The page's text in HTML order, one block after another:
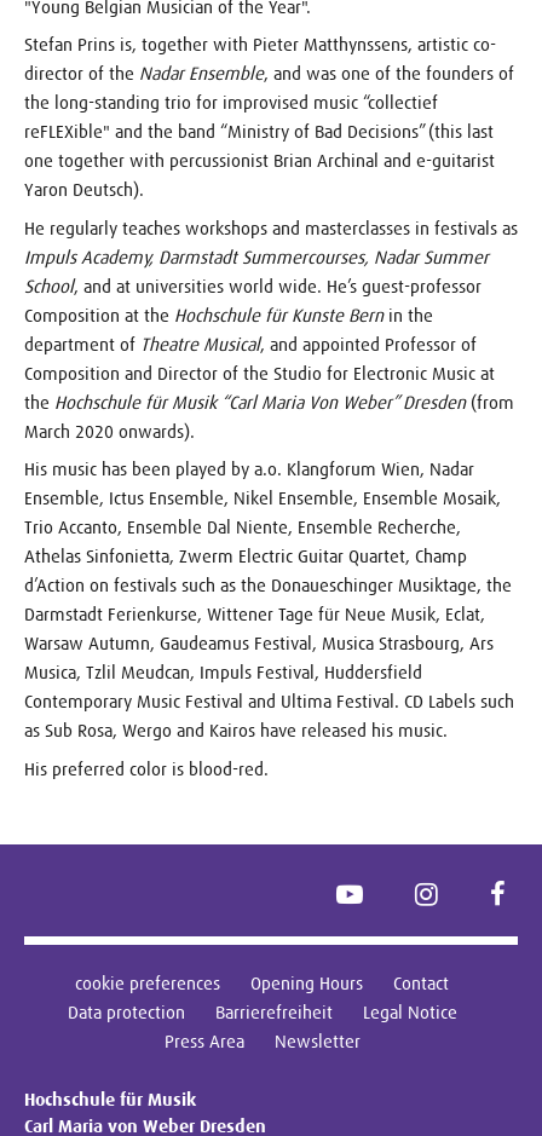
"Young Belgian Musician of the Year".
Stefan Prins is, together with Pieter Matthynssens, artistic co-
director of the Nadar Ensemble, and was one of the founders of
the long-standing trio for improvised music “collectief
reFLEXible" and the band “Ministry of Bad Decisions” (this last
one together with percussionist Brian Archinal and e-guitarist
Yaron Deutsch).
He regularly teaches workshops and masterclasses in festivals as
Impuls Academy, Darmstadt Summercourses, Nadar Summer
School, and at universities world wide. He’s guest-professor
Composition at the Hochschule für Kunste Bernin the
department of Theatre Musical, and appointed Professor of
Composition and Director of the Studio for Electronic Music at
the Hochschule für Musik “Carl Maria Von Weber” Dresden(from
March 2020 onwards).
His music has been played by a.o. Klangforum Wien, Nadar
Ensemble, Ictus Ensemble, Nikel Ensemble, Ensemble Mosaik,
Trio Accanto, Ensemble Dal Niente, Ensemble Recherche,
Athelas Sinfonietta, Zwerm Electric Guitar Quartet, Champ
d’Action on festivals such as the Donaueschinger Musiktage, the
Darmstadt Ferienkurse, Wittener Tage für Neue Musik, Eclat,
Warsaw Autumn, Gaudeamus Festival, Musica Strasbourg, Ars
Musica, Tzlil Meudcan, Impuls Festival, Huddersfield
Contemporary Music Festival and Ultima Festival. CD Labels such
as Sub Rosa, Wergo and Kairos have released his music.
His preferred color is blood-red.
YouTube Instagram
cookie preferences Opening Hours
Contact
Data protection
Barrierefreiheit
Legal Notice
Press Area
Newsletter
Hochschule für Musik
Carl Maria von Weber Dresden